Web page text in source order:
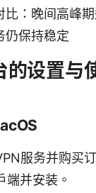
比：晚间高峰
仍保持稳定
的设置与
服务并购买
端并安装。